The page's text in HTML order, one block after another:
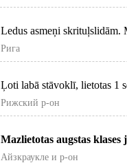
Ledus asmeņi skrituļslidām.
ledu
Рига
Ļoti labā stāvoklī, lietotas 1
Рижский р-он
Mazlietotas augstas
lietot
Айзкраукле и р-он